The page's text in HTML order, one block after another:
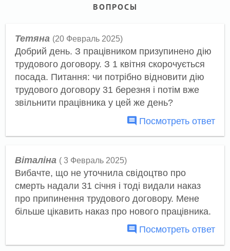
ВОПРОСЫ
Тетяна (20 Февраль 2025)
Добрий день. З працівником призупинено дію
трудового договору. З 1 квітня скорочується
посада. Питання: чи потрібно відновити дію
трудового договору 31 березня і потім вже
звільнити працівника у цей же день?
Посмотреть ответ
Віталіна ( 3 Февраль 2025)
Вибачте, що не уточнила свідоцтво про
смерть надали 31 січня і тоді видали наказ
про припинення трудового договору. Мене
більше цікавить наказ про нового працівника.
Посмотреть ответ